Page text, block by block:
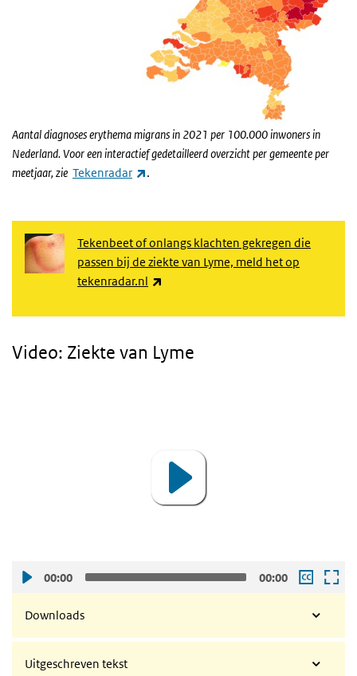
Aantal diagnoses erythema migrans in 2021 per 100.000 inwoners in
Nederland. Voor een interactief gedetailleerd overzicht per gemeente per
meetjaar, zie Tekenradar (externe link)
.
Tekenbeet of onlangs klachten gekregen die
passen bij de ziekte van Lyme, meld het op
tekenradar.nl
Video: Ziekte van Lyme
00:00 00:00
Downloads
Uitgeschreven tekst